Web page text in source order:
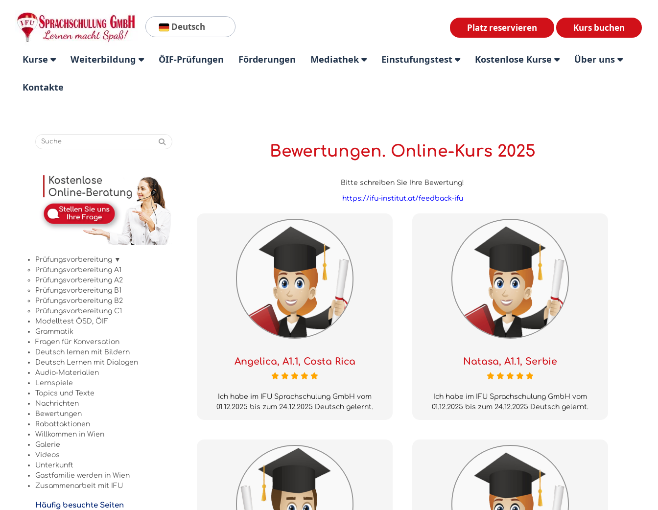
Deutsch Kurs buchen
Platz reservieren
Kurse Weiterbildung ÖIF-Prüfungen Förderungen Mediathek Einstufungstest Kostenlose Kurse Über uns
Kontakte
Prüfungsvorbereitung ▼
Prüfungsvorbereitung A1
Prüfungsvorbereitung A2
Prüfungsvorbereitung B1
Prüfungsvorbereitung B2
Prüfungsvorbereitung C1
Modelltest ÖSD, ÖIF
Grammatik
Fragen für Konversation
Deutsch lernen mit Bildern
Deutsch Lernen mit Dialogen
Audio-Materialien
Lernspiele
Topics und Texte
Nachrichten
Bewertungen
Rabattaktionen
Willkommen in Wien
Galerie
Videos
Unterkunft
Gastfamilie werden in Wien
Zusammenarbeit mit IFU
Häufig besuchte Seiten
Bewertungen. Online-Kurs 2025
Bitte schreiben Sie Ihre Bewertung!
https://ifu-institut.at/feedback-ifu
Angelica, A1.1, Costa Rica
Ich habe im IFU Sprachschulung GmbH vom
01.12.2025 bis zum 24.12.2025 Deutsch gelernt.
Natasa, A1.1, Serbie
Ich habe im IFU Sprachschulung GmbH vom
01.12.2025 bis zum 24.12.2025 Deutsch gelernt.